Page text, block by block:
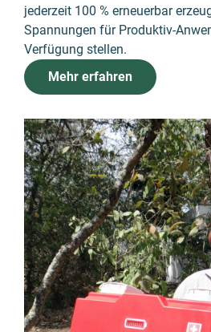
jederzeit 100 % erneuerbar
Spannungen für Produktiv-
Verfügung stellen.
Mehr erfahren